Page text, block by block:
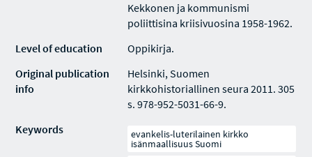
Kekkonen ja kommunismi
poliittisina kriisivuosina 1958-1962.
Level of education
Oppikirja.
Original publication
info
Helsinki, Suomen
kirkkohistoriallinen seura 2011. 305
s. 978-952-5031-66-9.
Keywords
evankelis-luterilainen kirkko
isänmaallisuus Suomi